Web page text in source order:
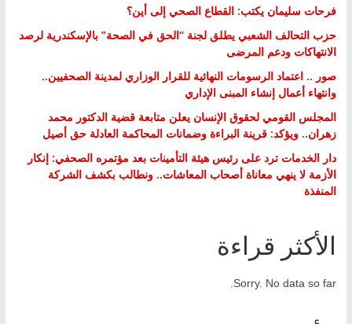
فرحات سليمان يكتب: القطاع الصحي إلى أين؟
حزب التحالف الشعبي يطلق لجنة “الحق في الصحة” بالإسكندرية لرصد
الانتهاكات ودعم المرضى
صور .. اعتماد الرسومات النهائية للقرار الوزاري لمدينة الصحفيين..
وانتهاء أعمال إنشاء المبنى الإداري
المجلس القومي لحقوق الإنسان يعلن متابعة قضية الدكتور محمد
زهران.. ويؤكد: قرينة البراءة وضمانات المحاكمة العادلة حق أصيل
دار الخدمات ترد على رئيس هيئة التأمينات بعد مؤتمره الصحفي: إنكار
الأزمة لا ينهي معاناة أصحاب المعاشات.. ونطالب بكشف الشركة
المنفذة
الأكثر قراءة
Sorry. No data so far.